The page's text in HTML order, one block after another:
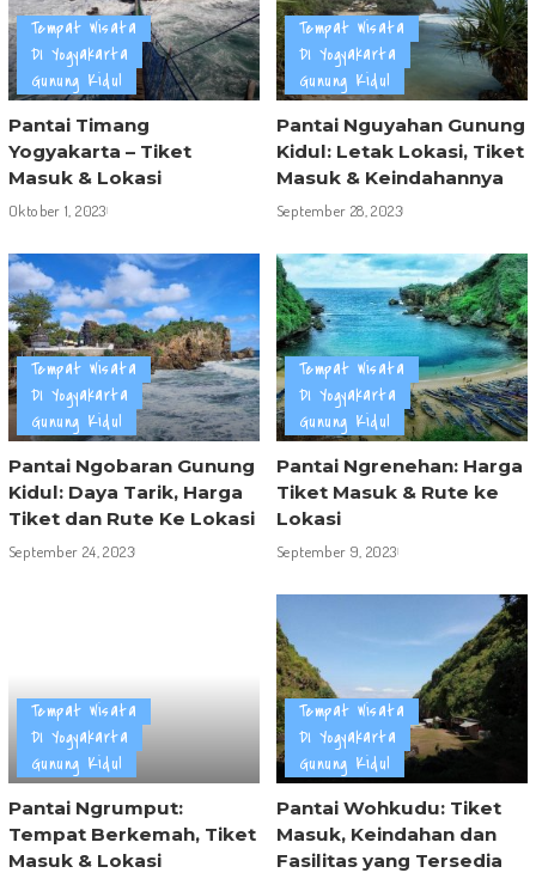
Tempat Wisata
DI Yogyakarta
Gunung Kidul
Pantai Timang
Yogyakarta – Tiket
Masuk & Lokasi
Oktober 1, 2023
Tempat Wisata
DI Yogyakarta
Gunung Kidul
Pantai Nguyahan Gunung
Kidul: Letak Lokasi, Tiket
Masuk & Keindahannya
September 28, 2023
Tempat Wisata
DI Yogyakarta
Gunung Kidul
Pantai Ngobaran Gunung
Kidul: Daya Tarik, Harga
Tiket dan Rute Ke Lokasi
September 24, 2023
Tempat Wisata
DI Yogyakarta
Gunung Kidul
Pantai Ngrenehan: Harga
Tiket Masuk & Rute ke
Lokasi
September 9, 2023
Tempat Wisata
DI Yogyakarta
Gunung Kidul
Pantai Ngrumput:
Tempat Berkemah, Tiket
Masuk & Lokasi
Tempat Wisata
DI Yogyakarta
Gunung Kidul
Pantai Wohkudu: Tiket
Masuk, Keindahan dan
Fasilitas yang Tersedia